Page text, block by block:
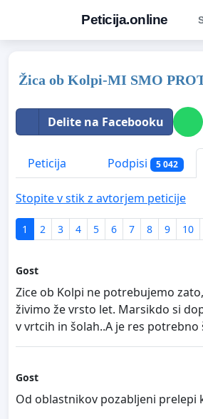
Peticija.online
Žica ob Kolpi-MI SMO
Delite na Facebooku
Peticija Podpisi 5 042
Stopite v stik z avtorjem peticije
1 2 3 4 5 6 7 8 9 10
Gost
Zice ob Kolpi ne potrebujemo
živimo že vrsto let. Marsikdo si
v vrtcih in šolah..A je res potrebno
Gost
Od oblastnikov pozabljeni prelepi